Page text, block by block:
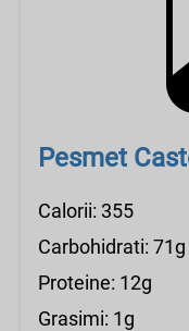
Pesmet
Calorii: 355
Carbohidrati: 71g
Proteine: 12g
Grasimi: 1g